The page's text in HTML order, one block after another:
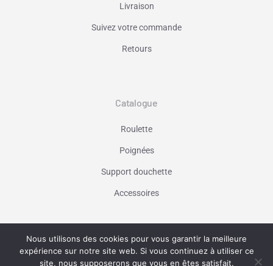
Livraison
Suivez votre commande
Retours
Catalogue
Roulette
Poignées
Support douchette
Accessoires
Vaniseo - votre agence web à Marseille -
En savoir plus
Nous utilisons des cookies pour vous garantir la meilleure
expérience sur notre site web. Si vous continuez à utiliser ce
site, nous supposerons que vous en êtes satisfait.